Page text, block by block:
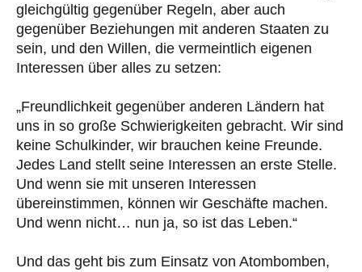
gleichgültig gegenüber Regeln, aber auch
gegenüber Beziehungen mit anderen Staaten zu
sein, und den Willen, die vermeintlich eigenen
Interessen über alles zu setzen:
„Freundlichkeit gegenüber anderen Ländern hat
uns in so große Schwierigkeiten gebracht. Wir sind
keine Schulkinder, wir brauchen keine Freunde.
Jedes Land stellt seine Interessen an erste Stelle.
Und wenn sie mit unseren Interessen
übereinstimmen, können wir Geschäfte machen.
Und wenn nicht… nun ja, so ist das Leben.“
Und das geht bis zum Einsatz von Atombomben,